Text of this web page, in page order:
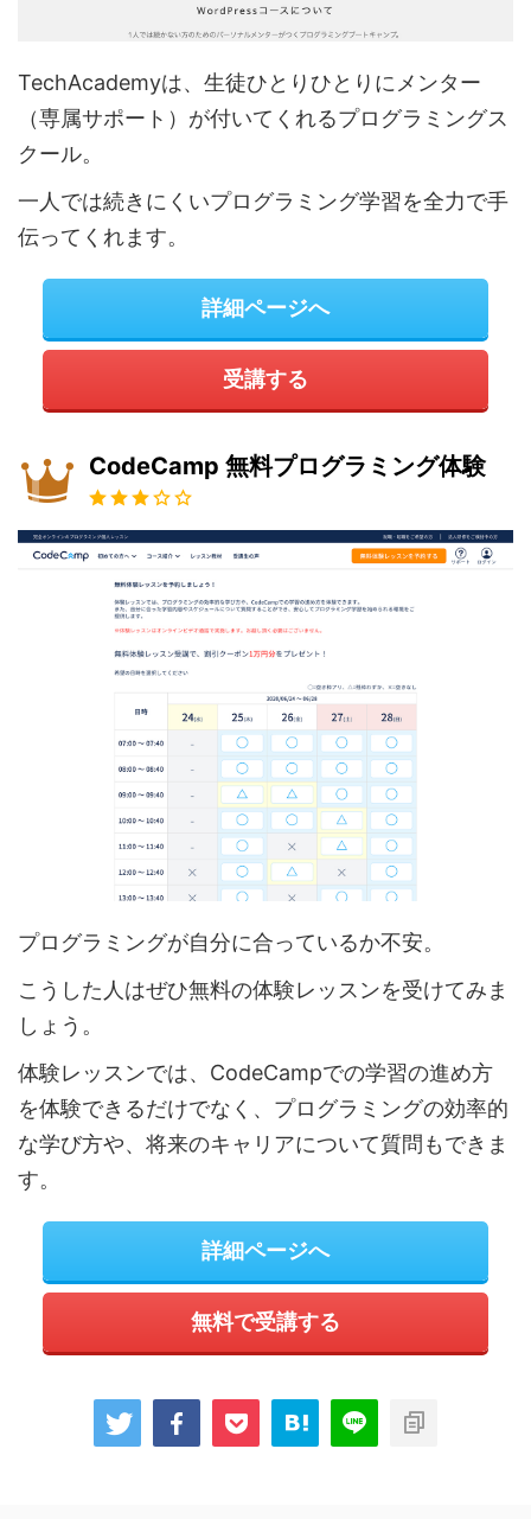
TechAcademyは、生徒ひとりひとりにメンター
（専属サポート）が付いてくれるプログラミングス
クール。
一人では続きにくいプログラミング学習を全力で手
伝ってくれます。
詳細ページへ
受講する
CodeCamp 無料プログラミング体験
プログラミングが自分に合っているか不安。
こうした人はぜひ無料の体験レッスンを受けてみま
しょう。
体験レッスンでは、CodeCampでの学習の進め方
を体験できるだけでなく、プログラミングの効率的
な学び方や、将来のキャリアについて質問もできま
す。
詳細ページへ
無料で受講する